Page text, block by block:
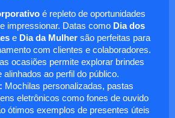
é repleto de oportunidades
impressionar. Datas como Dia dos
e Dia da Mulhersão perfeitas para
com clientes e colaboradores.
ocasiões permite explorar brindes
alinhados ao perfil do público.
Mochilas personalizadas, pastas
eletrônicos como fones de ouvido
ótimos exemplos de presentes úteis